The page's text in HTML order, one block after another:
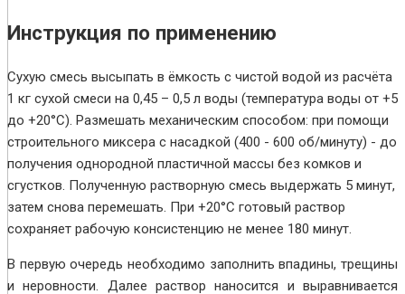
Инструкция по применению
Сухую смесь высыпать в ёмкость с чистой водой из расчёта
1 кг сухой смеси на 0,45 – 0,5 л воды (температура воды от +5
до +20°С). Размешать механическим способом: при помощи
строительного миксера с насадкой (400 - 600 об/минуту) - до
получения однородной пластичной массы без комков и
сгустков. Полученную растворную смесь выдержать 5 минут,
затем снова перемешать. При +20°С готовый раствор
сохраняет рабочую консистенцию не менее 180 минут.
В первую очередь необходимо заполнить впадины, трещины
и неровности. Далее раствор наносится и выравнивается